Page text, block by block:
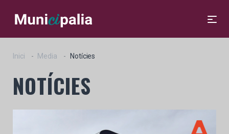
Inici Media Notícies
NOTÍCIES